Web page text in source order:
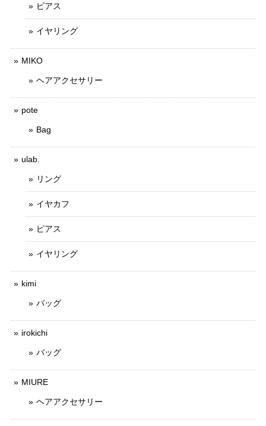
ピアス
イヤリング
MIKO
ヘアアクセサリー
pote
Bag
ulab.
リング
イヤカフ
ピアス
イヤリング
kimi
バッグ
irokichi
バッグ
MIURE
ヘアアクセサリー